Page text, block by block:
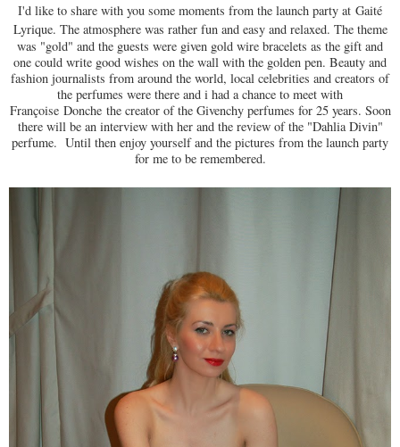
I'd like to share with you some moments from the launch party at Gaité
Lyrique. The atmosphere was rather fun and easy and relaxed. The theme
was "gold" and the guests were given gold wire bracelets as the gift and
one could write good wishes on the wall with the golden pen. Beauty and
fashion journalists from around the world, local celebrities and creators of
the perfumes were there and i had a chance to meet with
Françoise Donchethe creator of the Givenchy perfumes for 25 years. Soon
there will be an interview with her and the review of the "Dahlia Divin"
perfume. Until then enjoy yourself and the pictures from the launch party
for me to be remembered.